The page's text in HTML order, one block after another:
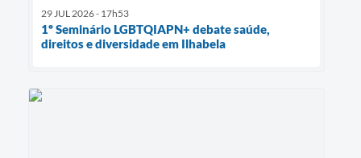
29 JUL 2026 - 17h53
1º Seminário LGBTQIAPN+ debate saúde,
direitos e diversidade em Ilhabela